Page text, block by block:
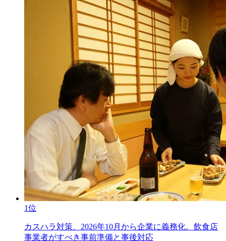
1位
カスハラ対策、2026年10月から企業に義務化。飲食店
事業者がすべき事前準備と事後対応